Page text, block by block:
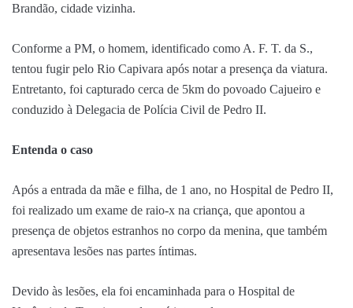
Brandão, cidade vizinha.
Conforme a PM, o homem, identificado como A. F. T. da S.,
tentou fugir pelo Rio Capivara após notar a presença da viatura.
Entretanto, foi capturado cerca de 5km do povoado Cajueiro e
conduzido à Delegacia de Polícia Civil de Pedro II.
Entenda o caso
Após a entrada da mãe e filha, de 1 ano, no Hospital de Pedro II,
foi realizado um exame de raio-x na criança, que apontou a
presença de objetos estranhos no corpo da menina, que também
apresentava lesões nas partes íntimas.
Devido às lesões, ela foi encaminhada para o Hospital de